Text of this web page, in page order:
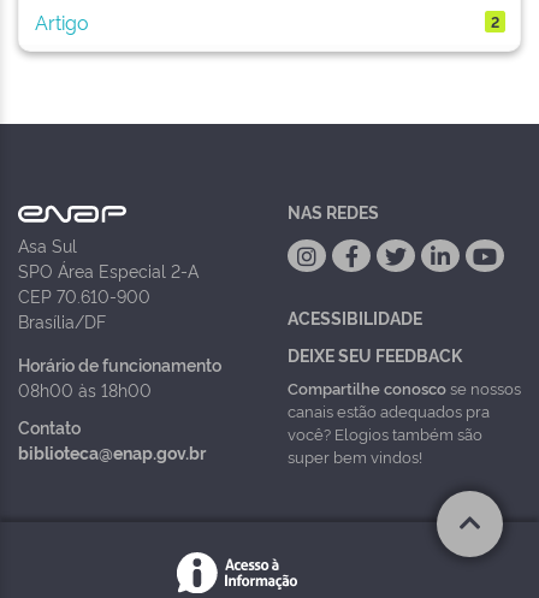
Artigo
2
Asa Sul
SPO Área Especial 2-A
CEP 70.610-900
Brasília/DF
Horário de funcionamento
08h00 às 18h00
Contato
biblioteca@enap.gov.br
NAS REDES
ACESSIBILIDADE
DEIXE SEU FEEDBACK
Compartilhe conoscose nossos
canais estão adequados pra
você? Elogios também são
super bem vindos!